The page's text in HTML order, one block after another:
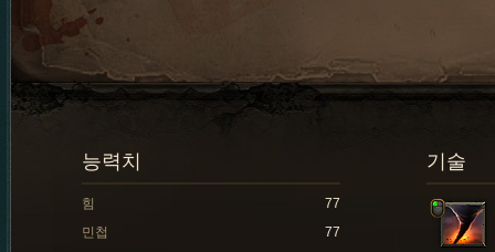
기술
능력치
힘
77
민첩
77